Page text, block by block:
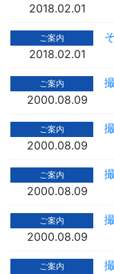
2018.02.01
ご案内
2018.02.01
ご案内
2000.08.09
ご案内
2000.08.09
ご案内
2000.08.09
ご案内
2000.08.09
ご案内